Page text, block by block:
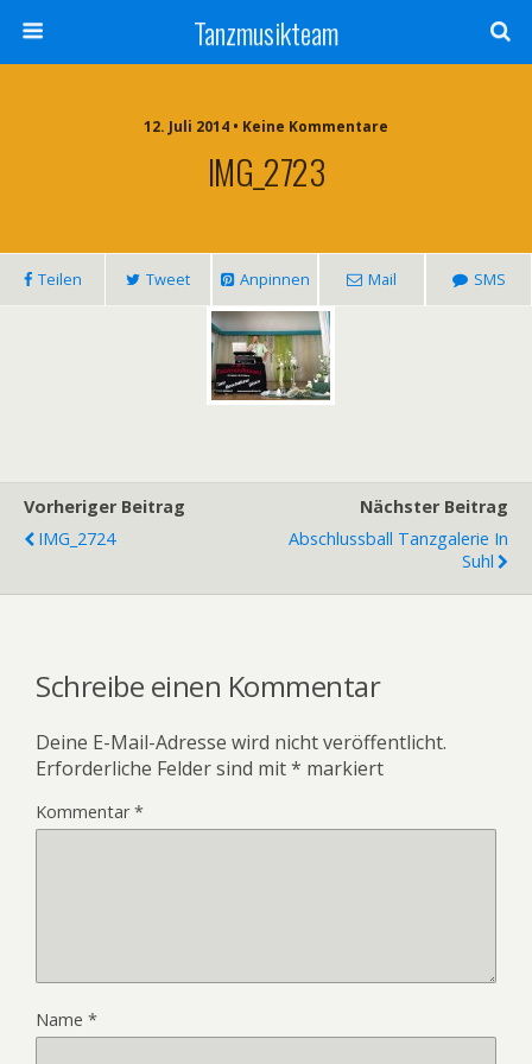
Tanzmusikteam
12. Juli 2014 • Keine Kommentare
IMG_2723
Teilen Tweet Anpinnen Mail SMS
Vorheriger Beitrag
IMG_2724
Nächster Beitrag
Abschlussball Tanzgalerie In
Suhl
Schreibe einen Kommentar
Deine E-Mail-Adresse wird nicht veröffentlicht.
Erforderliche Felder sind mit* markiert
Kommentar*
Name *